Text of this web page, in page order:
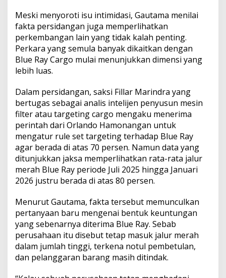
Meski menyoroti isu intimidasi, Gautama menilai
fakta persidangan juga memperlihatkan
perkembangan lain yang tidak kalah penting.
Perkara yang semula banyak dikaitkan dengan
Blue Ray Cargo mulai menunjukkan dimensi yang
lebih luas.
Dalam persidangan, saksi Fillar Marindra yang
bertugas sebagai analis intelijen penyusun mesin
filter atau targeting cargo mengaku menerima
perintah dari Orlando Hamonangan untuk
mengatur rule set targeting terhadap Blue Ray
agar berada di atas 70 persen. Namun data yang
ditunjukkan jaksa memperlihatkan rata-rata jalur
merah Blue Ray periode Juli 2025 hingga Januari
2026 justru berada di atas 80 persen.
Menurut Gautama, fakta tersebut memunculkan
pertanyaan baru mengenai bentuk keuntungan
yang sebenarnya diterima Blue Ray. Sebab
perusahaan itu disebut tetap masuk jalur merah
dalam jumlah tinggi, terkena notul pembetulan,
dan pelanggaran barang masih ditindak.